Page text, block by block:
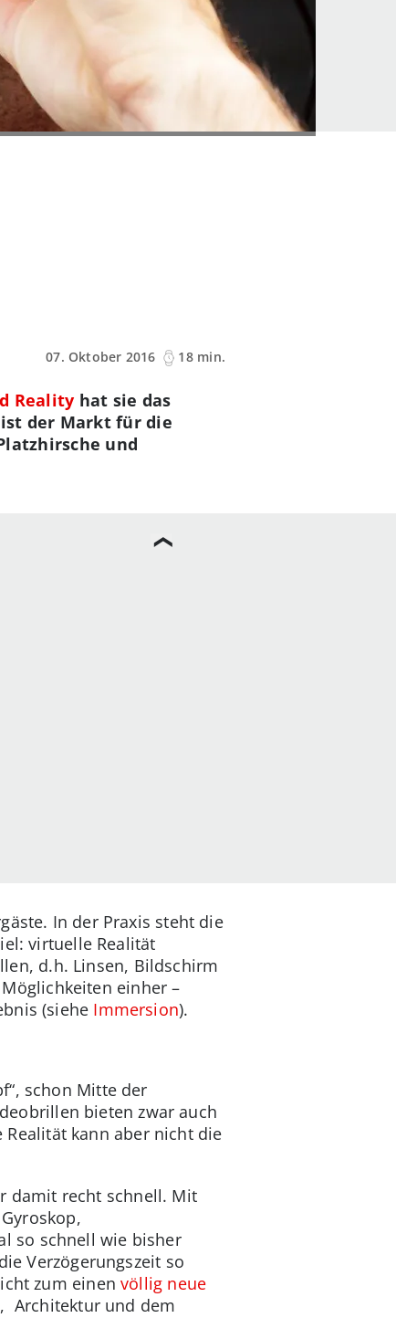
07. Oktober 2016
18 min.
Reality hat sie das
der Markt für die
und
In der Praxis steht die
virtuelle Realität
d.h. Linsen, Bildschirm
einher –
(siehe Immersion).
schon Mitte der
bieten zwar auch
kann aber nicht die
damit recht schnell. Mit
so schnell wie bisher
Verzögerungszeit so
zum einenvöllig neue
Architektur und dem